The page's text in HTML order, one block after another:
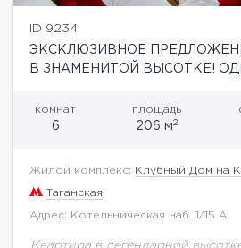
ID 9234
ЭКСКЛЮЗИВНОЕ
В ЗНАМЕНИТОЙ ВЫСОТКЕ!
комнат
6
площадь
206 м2
Жилой комплекс: Клубный Дом на
Таганская
Адрес: Котельническая наб. 1/15 А
Квартира в легендарной